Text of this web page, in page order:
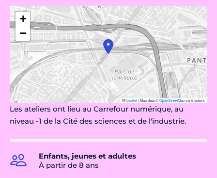
+
−
Leaflet|Map data ©OpenStreetMapcontributors
Les ateliers ont lieu au Carrefour numérique, au
niveau -1 de la Cité des sciences et de l'industrie.
Enfants, jeunes et adultes
À partir de 8 ans